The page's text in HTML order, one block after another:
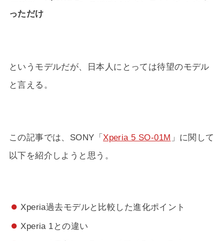
っただけ
というモデルだが、日本人にとっては待望のモデル
と言える。
この記事では、SONY「Xperia 5 SO-01M 」に関して
以下を紹介しようと思う。
Xperia過去モデルと比較した進化ポイント
Xperia 1との違い